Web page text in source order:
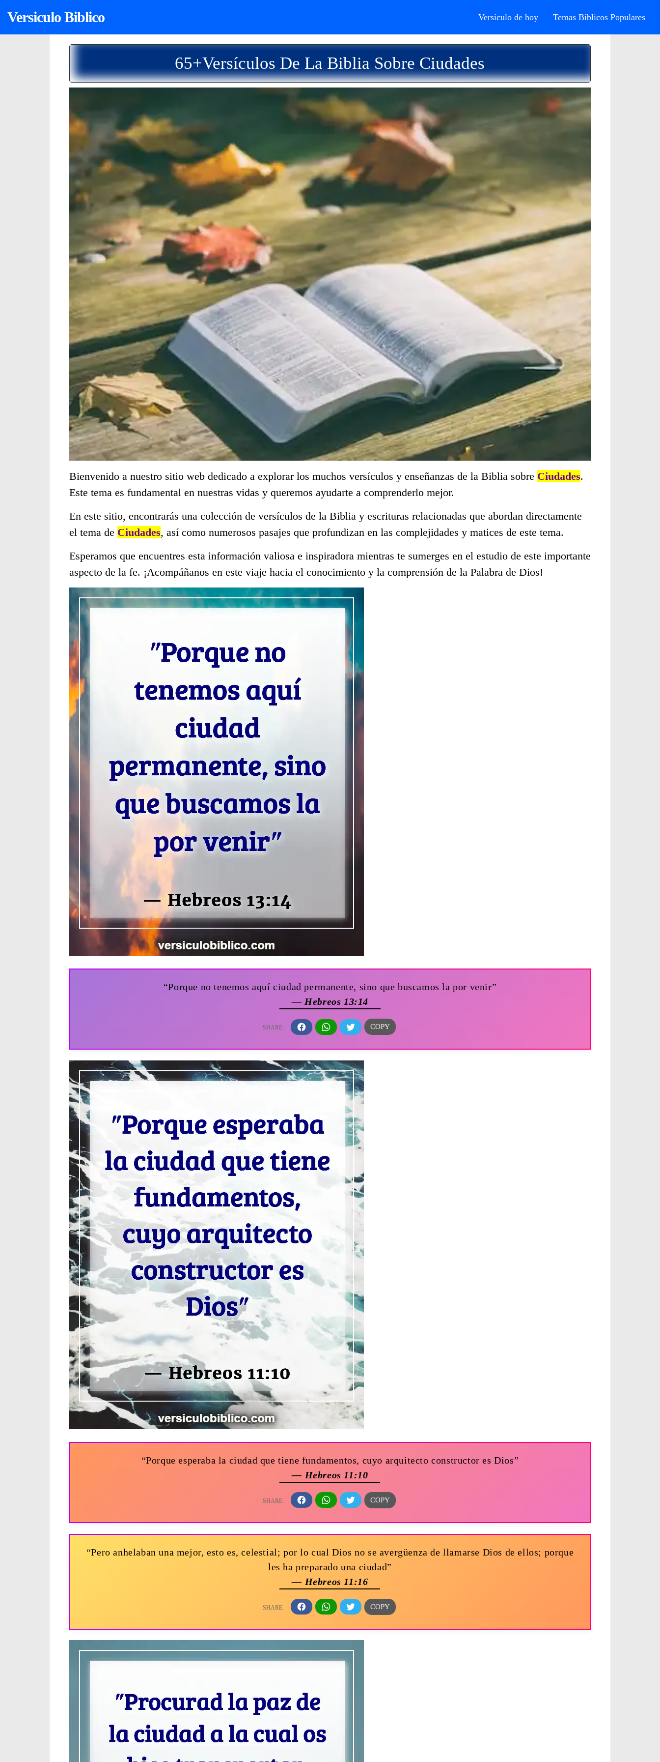
Versiculo Biblico Versículo de hoy Temas Bíblicos Populares
65+Versículos De La Biblia Sobre Ciudades
Bienvenido a nuestro sitio web dedicado a explorar los muchos versículos y enseñanzas de la Biblia sobre Ciudades.
Este tema es fundamental en nuestras vidas y queremos ayudarte a comprenderlo mejor.
En este sitio, encontrarás una colección de versículos de la Biblia y escrituras relacionadas que abordan directamente
el tema de Ciudades, así como numerosos pasajes que profundizan en las complejidades y matices de este tema.
Esperamos que encuentres esta información valiosa e inspiradora mientras te sumerges en el estudio de este importante
aspecto de la fe. ¡Acompáñanos en este viaje hacia el conocimiento y la comprensión de la Palabra de Dios!
“Porque no tenemos aquí ciudad permanente, sino que buscamos la por venir”
— Hebreos 13:14
“Porque esperaba la ciudad que tiene fundamentos, cuyo arquitecto constructor es Dios”
— Hebreos 11:10
“Pero anhelaban una mejor, esto es, celestial; por lo cual Dios no se avergüenza de llamarse Dios de ellos; porque
les ha preparado una ciudad”
— Hebreos 11:16